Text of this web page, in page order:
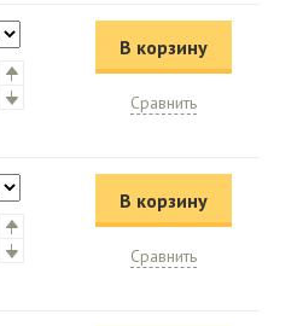
В корзину
Сравнить
В корзину
Сравнить